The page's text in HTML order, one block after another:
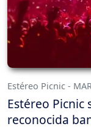
Estéreo Picnic -
Estéreo
reconocida